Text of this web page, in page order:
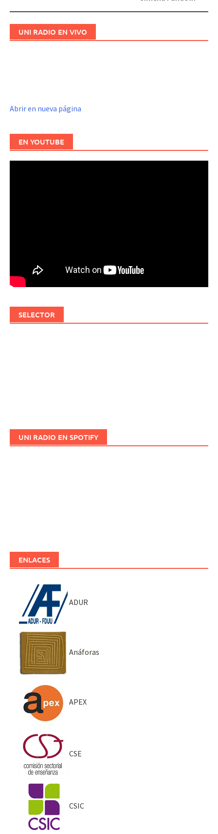
UNI RADIO EN VIVO
Abrir en nueva página
EN YOUTUBE
SELECTOR
UNI RADIO EN SPOTIFY
ENLACES
ADUR
Anáforas
APEX
CSE
CSIC